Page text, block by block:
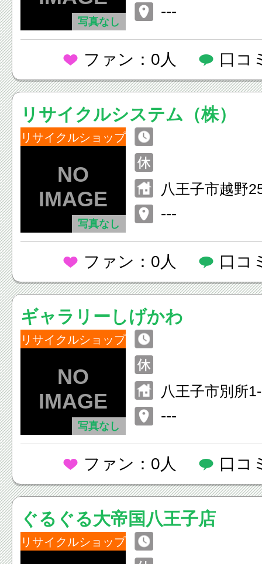
写真なし
---
ファン：0人 口コ
リサイクルシステム（株）
リサイクルショップ
写真なし
八王子市越野
---
ファン：0人 口コ
ギャラリーしげかわ
リサイクルショップ
写真なし
八王子市別所
---
ファン：0人 口コ
ぐるぐる大帝国八王子店
リサイクルショップ